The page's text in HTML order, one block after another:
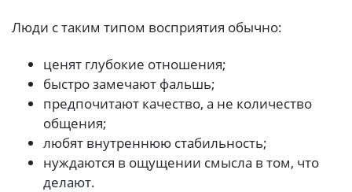
Люди с таким типом восприятия обычно:
ценят глубокие отношения;
быстро замечают фальшь;
предпочитают качество, а не количество
общения;
любят внутреннюю стабильность;
нуждаются в ощущении смысла в том, что
делают.